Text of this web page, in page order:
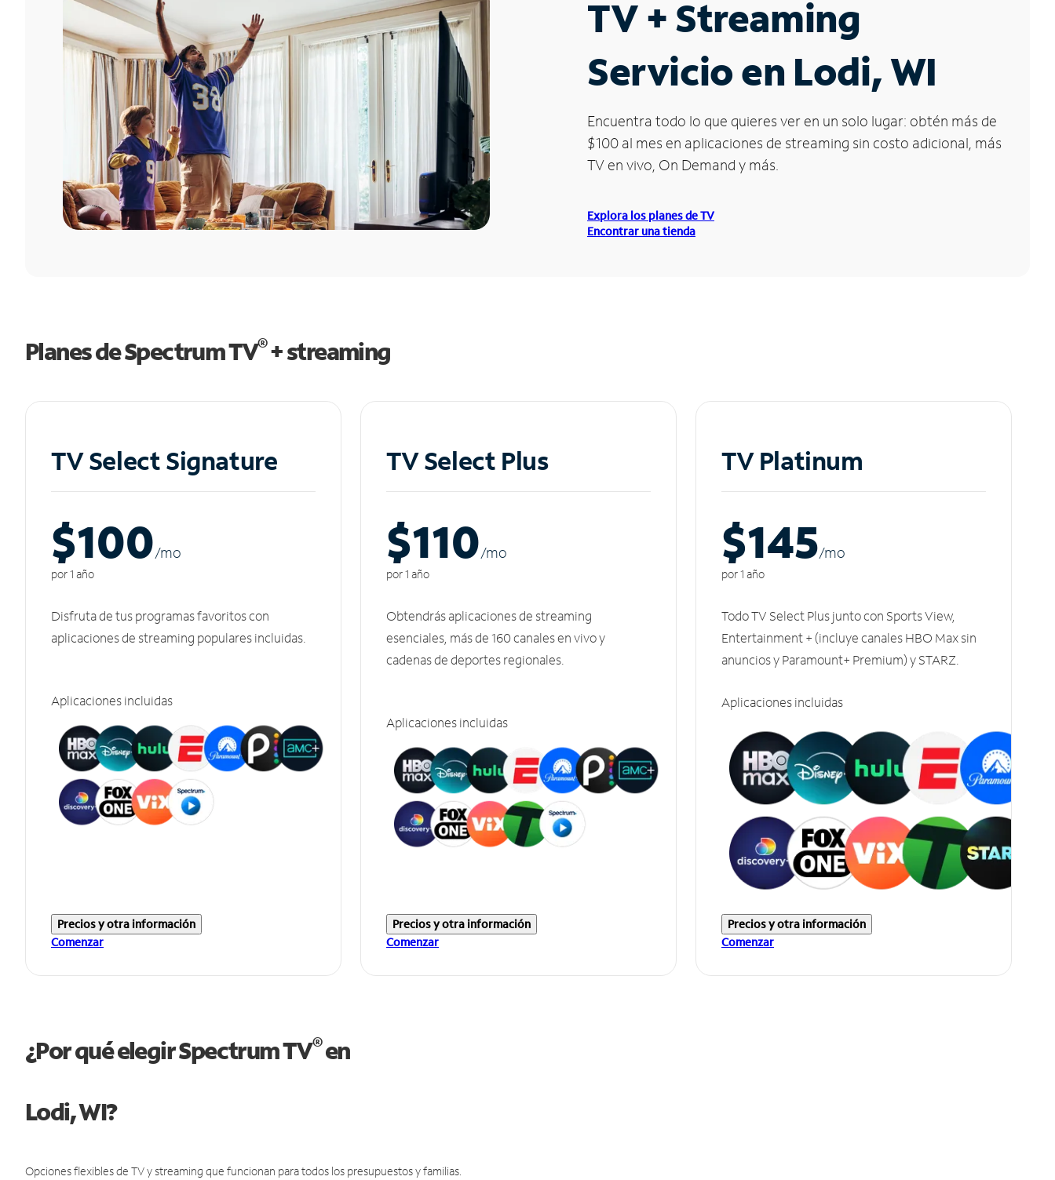
TV + Streaming
Servicio en Lodi, WI
Encuentra todo lo que quieres ver en un solo lugar: obtén más de
$100 al mes en aplicaciones de streaming sin costo adicional, más
TV en vivo, On Demand y más.
Explora los planes de TV
Encontrar una tienda
Planes de Spectrum TV®+ streaming
TV Select Signature
$100/mo
por 1 año
Disfruta de tus programas favoritos con
aplicaciones de streaming populares incluidas.
Aplicaciones incluidas
Precios y otra información
Comenzar
TV Select Plus
$110/mo
por 1 año
Obtendrás aplicaciones de streaming
esenciales, más de 160 canales en vivo y
cadenas de deportes regionales.
Aplicaciones incluidas
Precios y otra información
Comenzar
TV Platinum
$145/mo
por 1 año
Todo TV Select Plus junto con Sports View,
Entertainment + (incluye canales HBO Max sin
anuncios y Paramount+ Premium) y STARZ.
Aplicaciones incluidas
Precios y otra información
Comenzar
¿Por qué elegir Spectrum TV®en
Lodi, WI?
Opciones flexibles de TV y streaming que funcionan para todos los presupuestos y familias.